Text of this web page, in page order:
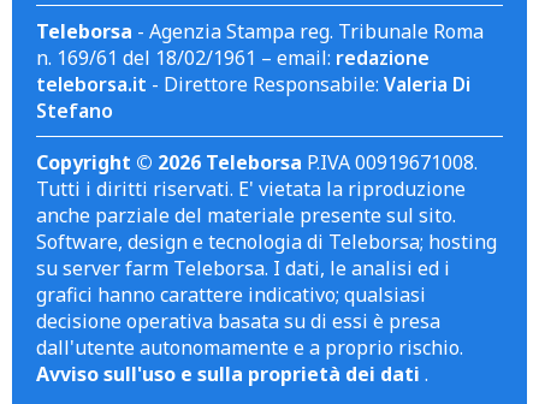
Teleborsa - Agenzia Stampa reg. Tribunale Roma
n. 169/61 del 18/02/1961 – email: redazione
teleborsa.it - Direttore Responsabile: Valeria Di
Stefano
Copyright © 2026 Teleborsa P.IVA 00919671008.
Tutti i diritti riservati. E' vietata la riproduzione
anche parziale del materiale presente sul sito.
Software, design e tecnologia di Teleborsa; hosting
su server farm Teleborsa. I dati, le analisi ed i
grafici hanno carattere indicativo; qualsiasi
decisione operativa basata su di essi è presa
dall'utente autonomamente e a proprio rischio.
Avviso sull'uso e sulla proprietà dei dati .